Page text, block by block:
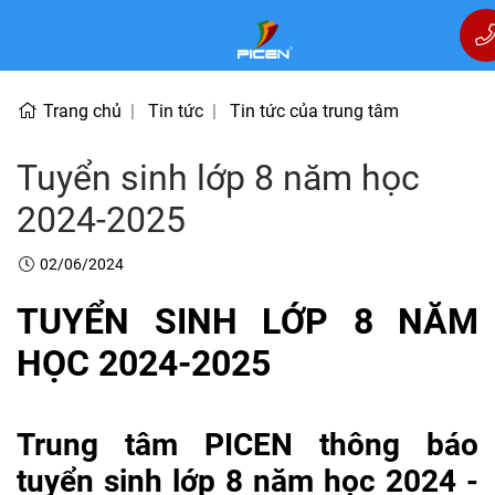
Trang chủ Tin tức Tin tức của trung tâm
Tuyển sinh lớp 8 năm học
2024-2025
02/06/2024
TUYỂN SINH LỚP 8 NĂM
HỌC 2024-2025
Trung tâm PICEN thông báo
tuyển sinh lớp 8 năm học 2024 -